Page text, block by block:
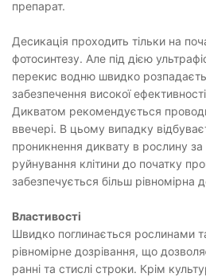
препарат.
Десикація проходить тільки на
фотосинтезу. Але під дією
перекис водню швидко
забезпечення високої
Дикватом рекомендується
ввечері. В цьому випадку
проникнення диквату в рослину
руйнування клітини до початку
забезпечується більш рівномірна
Властивості
Швидко поглинається рослинами
рівномірне дозрівання, що
ранні та стислі строки. Крім